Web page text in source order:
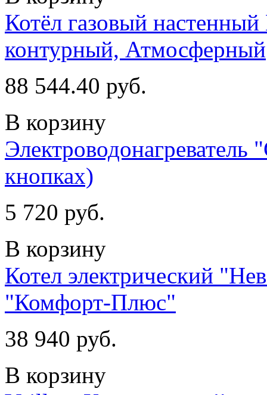
Котёл газовый
контурный, Атмосферный
88 544.40 руб.
В корзину
кнопках)
5 720 руб.
В корзину
Котел электрический
"Комфорт-Плюс"
38 940 руб.
В корзину